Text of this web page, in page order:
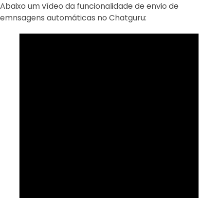
Abaixo um vídeo da funcionalidade de envio de
emnsagens automáticas no Chatguru: